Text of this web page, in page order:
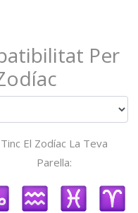
Per
Tinc El Zodíac La Teva
Parella: